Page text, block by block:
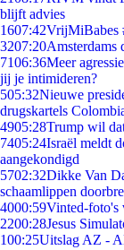
blijft advies
1607:42VrijMiBabes
3207:20Amsterdams
7106:36Meer
jij je intimideren?
505:32Nieuwe
drugskartels
4905:28Trump wil
7405:24Israël meldt
aangekondigd
5702:32Dikke Van
schaamlippen
4000:59Vinted-foto's
2200:28Jesus
100:25Uitslag AZ -